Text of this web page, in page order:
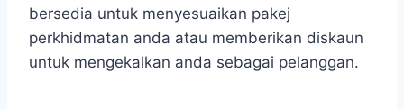
bersedia untuk menyesuaikan pakej
perkhidmatan anda atau memberikan diskaun
untuk mengekalkan anda sebagai pelanggan.